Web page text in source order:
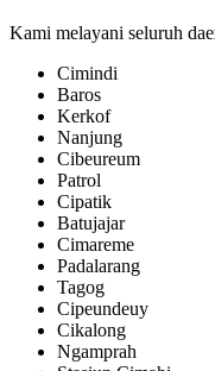
Kami melayani seluruh
Cimindi
Baros
Kerkof
Nanjung
Cibeureum
Patrol
Cipatik
Batujajar
Cimareme
Padalarang
Tagog
Cipeundeuy
Cikalong
Ngamprah